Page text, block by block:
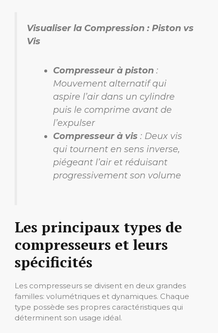
Visualiser la Compression : Piston vs
Vis
Compresseur à piston :
Mouvement alternatif qui
aspire l’air dans un cylindre
puis le comprime avant de
l’expulser
Compresseur à vis : Deux vis
qui tournent en sens inverse,
piégeant l’air et réduisant
progressivement son volume
Les principaux types de
compresseurs et leurs
spécificités
Les compresseurs se divisent en deux grandes
familles: volumétriques et dynamiques. Chaque
type possède ses propres caractéristiques qui
déterminent son usage idéal.